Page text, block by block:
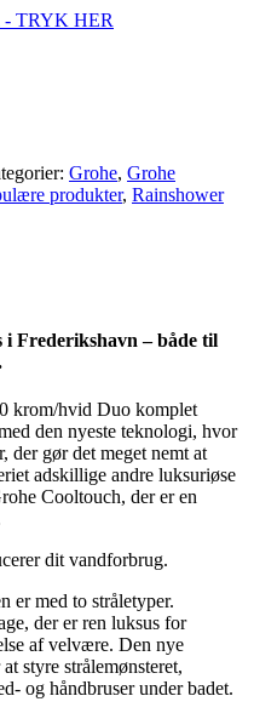
TRYK HER
Grohe, Grohe
produkter, Rainshower
Frederikshavn – både til
krom/hvid Duo komplet
den nyeste teknologi, hvor
der gør det meget nemt at
adskillige andre luksuriøse
Cooltouch, der er en
dit vandforbrug.
er med to stråletyper.
der er ren luksus for
af velvære. Den nye
styre strålemønsteret,
og håndbruser under badet.